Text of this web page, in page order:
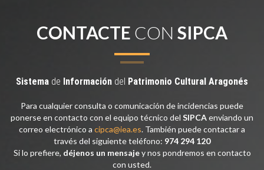
CONTACTE CON SIPCA
Sistema de Información del Patrimonio Cultural Aragonés
Para cualquier consulta o comunicación de incidencias puede
ponerse en contacto con el equipo técnico del SIPCAenviando un
correo electrónico a cipca@iea.es. También puede contactar a
través del siguiente teléfono: 974 294 120
Si lo prefiere, déjenos un mensajey nos pondremos en contacto
con usted.